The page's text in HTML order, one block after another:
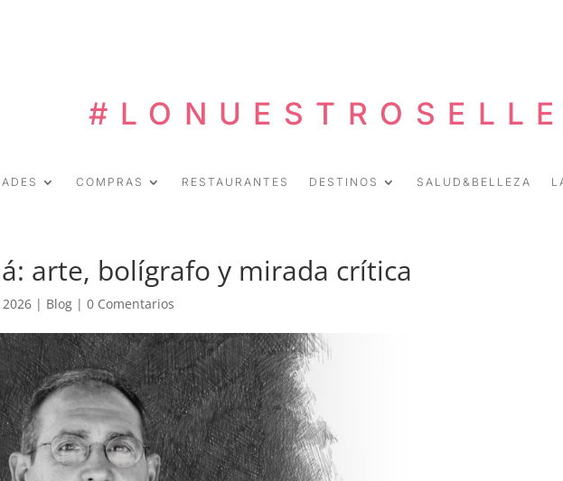
COMPRAS RESTAURANTES DESTINOS SALUD&BELLEZA
arte, bolígrafo y mirada crítica
| Blog |0 Comentarios